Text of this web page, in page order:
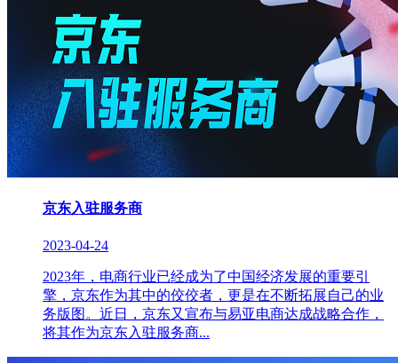
京东入驻服务商
2023-04-24
2023年，电商行业已经成为了中国经济发展的重要引
擎，京东作为其中的佼佼者，更是在不断拓展自己的业
务版图。近日，京东又宣布与易亚电商达成战略合作，
将其作为京东入驻服务商...